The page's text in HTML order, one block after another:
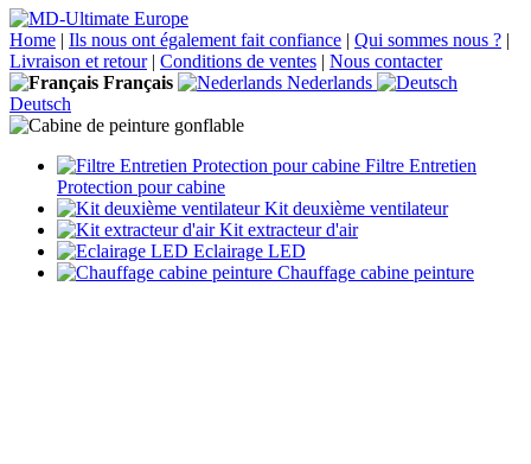
Home | Ils nous ont également fait confiance | Qui sommes nous ? |
Livraison et retour | Conditions de ventes | Nous contacter
Français
Nederlands
Deutsch
Filtre Entretien
Protection pour cabine
Kit deuxième ventilateur
Kit extracteur d'air
Eclairage LED
Chauffage cabine peinture